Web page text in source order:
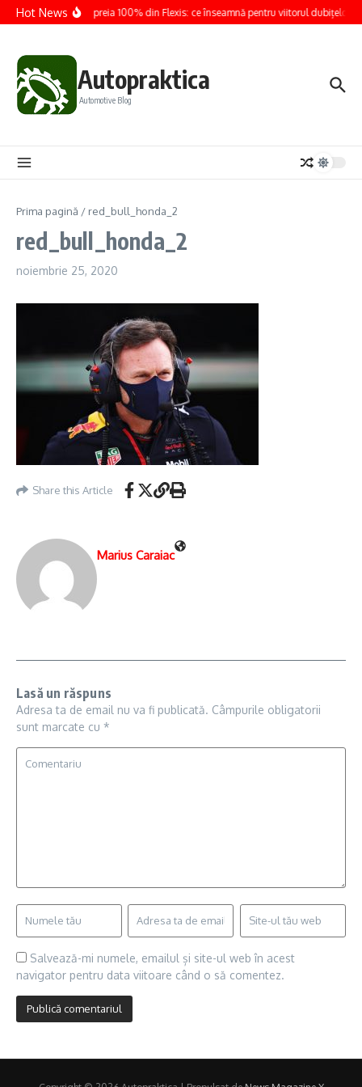
Sari la conținut
Hot NewsRenault preia 100% din Flexis: ce înseamnă pentru viitorul dubițelor
Autopraktica
Automotive Blog
Prima pagină / red_bull_honda_2
red_bull_honda_2
noiembrie 25, 2020
Share this Article
Marius Caraiac
Lasă un răspuns
Adresa ta de email nu va fi publicată. Câmpurile obligatorii
sunt marcate cu *
Salvează-mi numele, emailul și site-ul web în acest
navigator pentru data viitoare când o să comentez.